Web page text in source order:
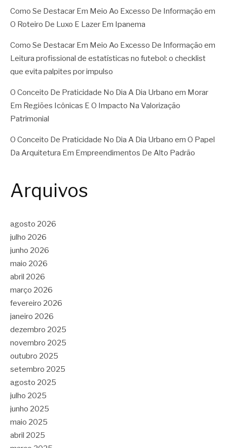
Como Se Destacar Em Meio Ao Excesso De Informação em
O Roteiro De Luxo E Lazer Em Ipanema
Como Se Destacar Em Meio Ao Excesso De Informação em
Leitura profissional de estatísticas no futebol: o checklist
que evita palpites por impulso
O Conceito De Praticidade No Dia A Dia Urbano em Morar
Em Regiões Icônicas E O Impacto Na Valorização
Patrimonial
O Conceito De Praticidade No Dia A Dia Urbano em O Papel
Da Arquitetura Em Empreendimentos De Alto Padrão
Arquivos
agosto 2026
julho 2026
junho 2026
maio 2026
abril 2026
março 2026
fevereiro 2026
janeiro 2026
dezembro 2025
novembro 2025
outubro 2025
setembro 2025
agosto 2025
julho 2025
junho 2025
maio 2025
abril 2025